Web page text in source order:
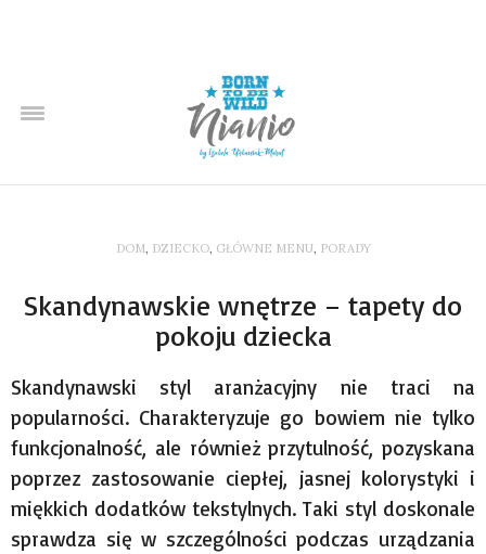
DOM, DZIECKO, GŁÓWNE MENU, PORADY
Skandynawskie wnętrze – tapety do
pokoju dziecka
Skandynawski styl aranżacyjny nie traci na
popularności. Charakteryzuje go bowiem nie tylko
funkcjonalność, ale również przytulność, pozyskana
poprzez zastosowanie ciepłej, jasnej kolorystyki i
miękkich dodatków tekstylnych. Taki styl doskonale
sprawdza się w szczególności podczas urządzania